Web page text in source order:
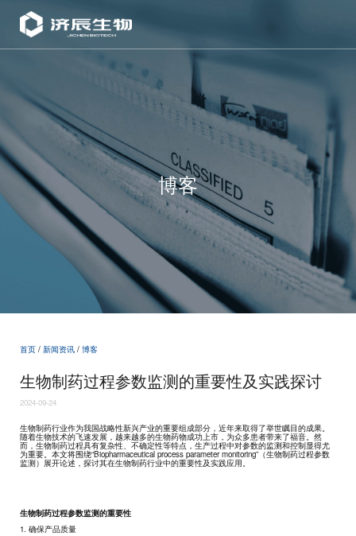
博客
首页/ 新闻资讯/ 博客
生物制药过程参数监测的重要性及实践探讨
2024-09-24
生物制药行业作为我国战略性新兴产业的重要组成部分，近年来取得了举世瞩目的成果。
随着生物技术的飞速发展，越来越多的生物药物成功上市，为众多患者带来了福音。然
而，生物制药过程具有复杂性、不确定性等特点，生产过程中对参数的监测和控制显得尤
为重要。本文将围绕“Biopharmaceutical process parameter monitoring”（生物制药过程参数
监测）展开论述，探讨其在生物制药行业中的重要性及实践应用。
生物制药过程参数监测的重要性
1. 确保产品质量